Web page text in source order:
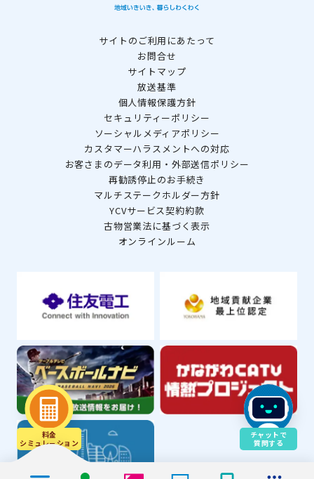
料金
シミュレ－ション
サイトのご利用にあたって
お問合せ
サイトマップ
放送基準
個人情報保護方針
セキュリティーポリシー
ソーシャルメディアポリシー
カスタマーハラスメントへの対応
お客さまのデータ利用・外部送信ポリシー
再勧誘停止のお手続き
マルチステークホルダー方針
YCVサービス契約約款
古物営業法に基づく表示
オンラインルーム
チャットで
質問する